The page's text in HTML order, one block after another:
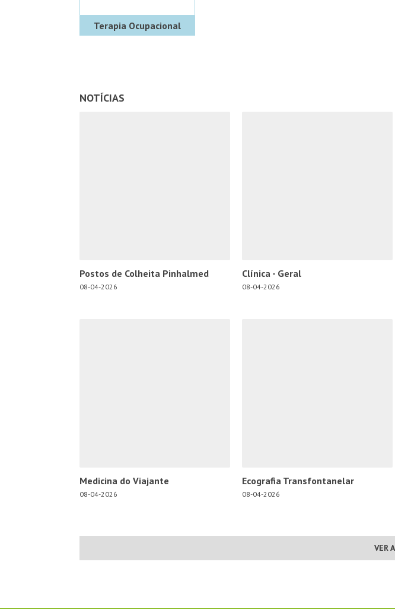
Terapia Ocupacional
NOTÍCIAS
Postos de Colheita Pinhalmed
08-04-2026
Clínica - Geral
08-04-2026
Medicina do Viajante
08-04-2026
Ecografia Transfontanelar
08-04-2026
VER